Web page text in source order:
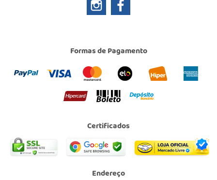
Formas de Pagamento
Certificados
Endereço